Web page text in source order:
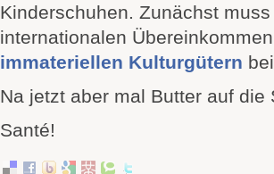
Kinderschuhen. Zunächst
internationalen
immateriellen Kulturgütern
Na jetzt aber mal Butter auf die
Santé!